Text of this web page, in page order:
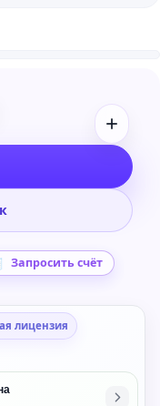
Запросить счёт
лицензия